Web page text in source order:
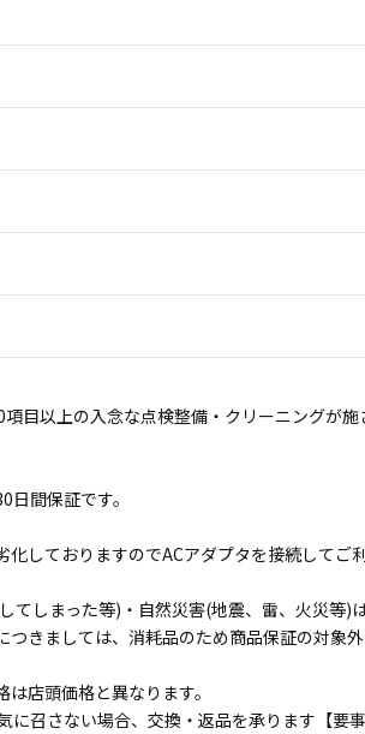
目以上の入念な点検整備・クリーニングが
間保証です。
しておりますのでACアダプタを接続してご利
しまった等)・自然災害(地震、雷、火災等)
きましては、消耗品のため商品保証の対象
店頭価格と異なります。
召さない場合、交換・返品を承ります【要